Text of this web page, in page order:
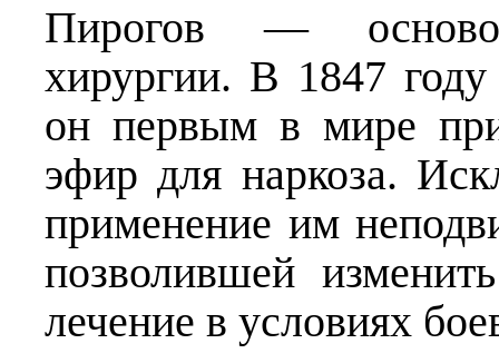
Пирогов —
хирургии. В 1847
он первым в мире
эфир для наркоза.
применение им
позволившей
лечение в условиях